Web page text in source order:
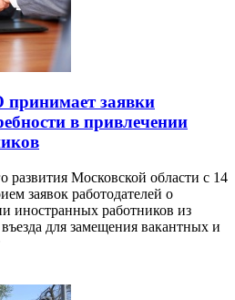
заявки
в привлечении
развития Московской области с 14
заявок работодателей о
иностранных работников из
для замещения вакантных и